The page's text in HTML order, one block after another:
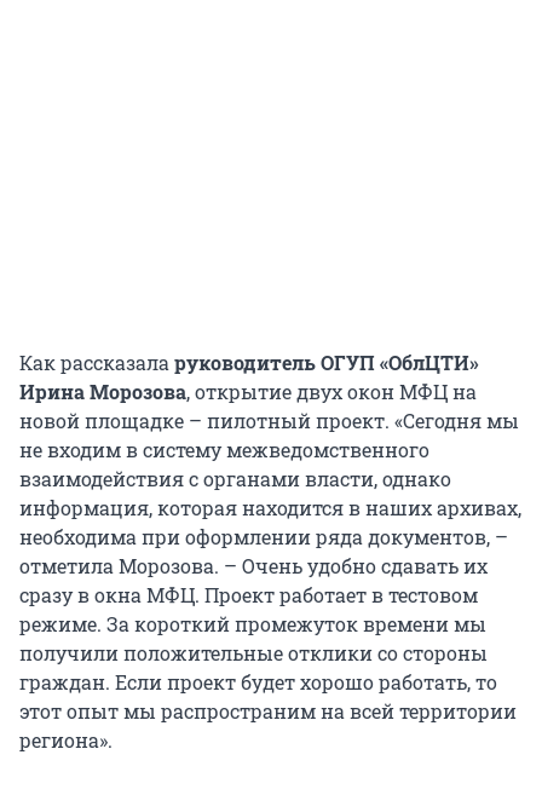
Как рассказала руководитель ОГУП «ОблЦТИ»
Ирина Морозова, открытие двух окон МФЦ на
новой площадке – пилотный проект. «Сегодня мы
не входим в систему межведомственного
взаимодействия с органами власти, однако
информация, которая находится в наших архивах,
необходима при оформлении ряда документов, –
отметила Морозова. – Очень удобно сдавать их
сразу в окна МФЦ. Проект работает в тестовом
режиме. За короткий промежуток времени мы
получили положительные отклики со стороны
граждан. Если проект будет хорошо работать, то
этот опыт мы распространим на всей территории
региона».